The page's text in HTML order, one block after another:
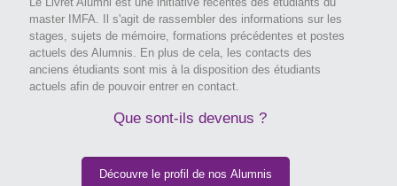
master IMFA. Il s'agit de rassembler des informations sur les
stages, sujets de mémoire, formations précédentes et postes
actuels des Alumnis. En plus de cela, les contacts des
anciens étudiants sont mis à la disposition des étudiants
actuels afin de pouvoir entrer en contact.
Que sont-ils devenus ?
Découvre le profil de nos Alumnis